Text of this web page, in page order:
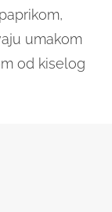
umakom
od kiselog